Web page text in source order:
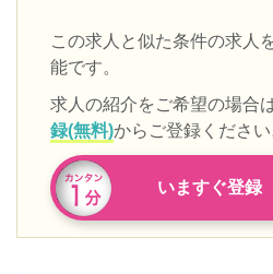
この求人と似た条件の求人
能です。
求人の紹介をご希望の場合
録(無料)からご登録ください
いますぐ登録